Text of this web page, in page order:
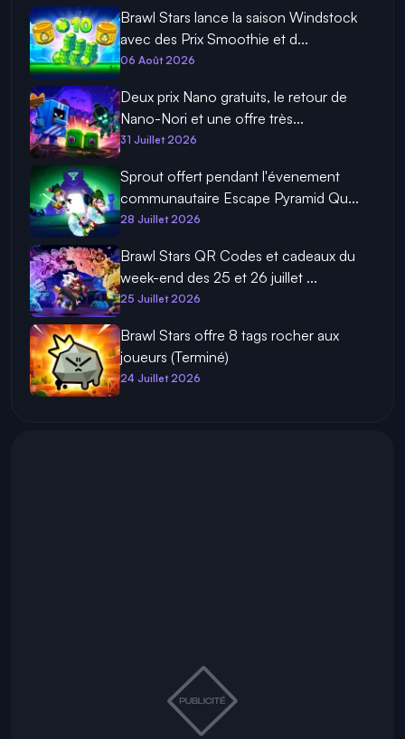
Brawl Stars lance la saison Windstock
avec des Prix Smoothie et d...
06 Août 2026
Deux prix Nano gratuits, le retour de
Nano-Nori et une offre très...
31 Juillet 2026
Sprout offert pendant l'évenement
communautaire Escape Pyramid Qu...
28 Juillet 2026
Brawl Stars QR Codes et cadeaux du
week-end des 25 et 26 juillet ...
25 Juillet 2026
Brawl Stars offre 8 tags rocher aux
joueurs (Terminé)
24 Juillet 2026